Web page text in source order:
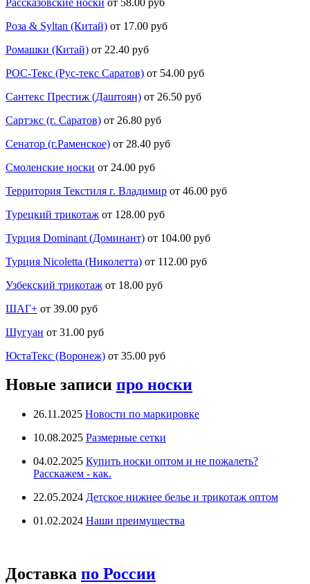
Роза & Syltan (Китай) от 17.00 руб
Ромашки (Китай) от 22.40 руб
РОС-Текс (Рус-текс Саратов) от 54.00 руб
Сантекс Престиж (Даштоян) от 26.50 руб
Сартэкс (г. Саратов) от 26.80 руб
Сенатор (г.Раменское) от 28.40 руб
Смоленские носки от 24.00 руб
Территория Текстиля г. Владимир от 46.00 руб
Турецкий трикотаж от 128.00 руб
Турция Dominant (Доминант) от 104.00 руб
Турция Nicoletta (Николетта) от 112.00 руб
Узбекский трикотаж от 18.00 руб
ШАГ+ от 39.00 руб
Шугуан от 31.00 руб
ЮстаТекс (Воронеж) от 35.00 руб
Новые записи про носки
26.11.2025 Новости по маркировке
10.08.2025 Размерные сетки
04.02.2025 Купить носки оптом и не пожалеть?
Расскажем - как.
22.05.2024 Детское нижнее белье и трикотаж оптом
01.02.2024 Наши преимущества
Доставка по России